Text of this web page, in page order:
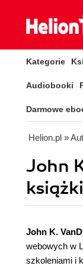
Kategorie
Audiobooki
Darmowe
Helion.pl »
John
John K.
webowych w
szkoleniami i